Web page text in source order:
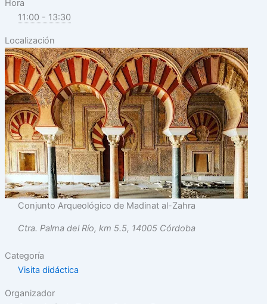
Hora
11:00 - 13:30
Localización
Conjunto Arqueológico de Madinat al-Zahra
Ctra. Palma del Río, km 5.5, 14005 Córdoba
Categoría
Visita didáctica
Organizador